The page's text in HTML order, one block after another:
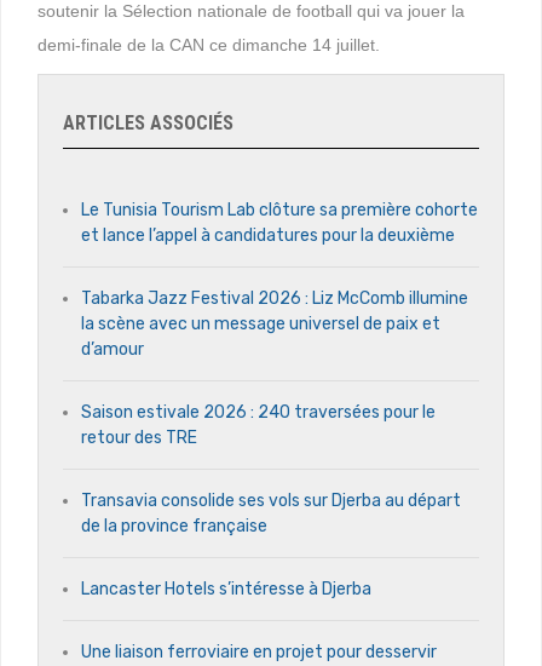
soutenir la Sélection nationale de football qui va jouer la
demi-finale de la CAN ce dimanche 14 juillet.
ARTICLES ASSOCIÉS
Le Tunisia Tourism Lab clôture sa première cohorte
et lance l’appel à candidatures pour la deuxième
Tabarka Jazz Festival 2026 : Liz McComb illumine
la scène avec un message universel de paix et
d’amour
Saison estivale 2026 : 240 traversées pour le
retour des TRE
Transavia consolide ses vols sur Djerba au départ
de la province française
Lancaster Hotels s’intéresse à Djerba
Une liaison ferroviaire en projet pour desservir